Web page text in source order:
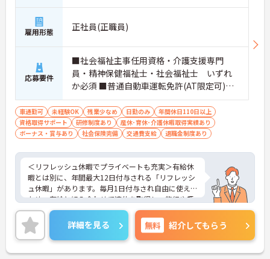
雇用形態 正社員(正職員)
応募要件
■社会福祉主事任用資格・介護支援専門
員・精神保健福祉士・社会福祉士 いずれ
か必須 ■普通自動車運転免許(AT限定可)
必須 ■経験：不問
車通勤可 未経験OK 残業少なめ 日勤のみ
年間休日110日以上
資格取得サポート
研修制度あり
産休･育休･介護休暇取得実績あり
ボーナス・賞与あり
社会保険完備 交通費支給 退職金制度あり
＜リフレッシュ休暇でプライベートも充実＞有給休
暇とは別に、年間最大12日付与される「リフレッシ
ュ休暇」があります。毎月1日付与され自由に使える
ため、有給と組み合わせて連休を取得し、旅行や趣
味を楽しむスタッフも多くいます。夜勤がなく日勤
のみの勤務なので、生活リズムも整えやすく、仕事
とプライベートのメリハリをつけて無理なく働けま
す。
＜将来を見据えた多彩なキャリアパスと待遇＞「介
詳細を見る 無料 紹介してもらう